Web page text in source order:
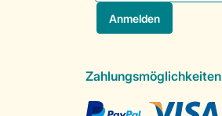
Zahlungsmöglichkeiten